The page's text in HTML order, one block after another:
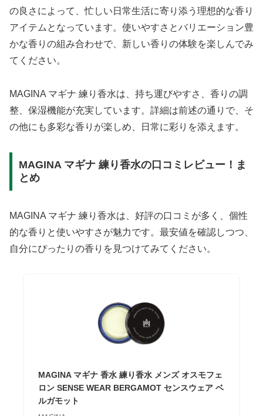
の良さによって、忙しい日常生活に寄り添う理想的な香り
アイテムとなっています。使いやすさとバリエーション豊
かな香りの組み合わせで、新しい香りの体験を楽しんでみ
てください。
MAGINA マギナ 練り香水は、持ち運びやすさ、香りの調
整、保湿機能が充実しています。詳細は前述の通りで、そ
の他にも多彩な香りが楽しめ、日常に彩りを添えます。
MAGINA マギナ 練り香水の口コミレビュー！ま
とめ
MAGINA マギナ 練り香水は、好評の口コミが多く、個性
的な香りと使いやすさが魅力です。最安値を確認しつつ、
自分にぴったりの香りを見つけてみてください。
MAGINA マギナ 香水 練り香水 メンズ オスモフェ
ロン SENSE WEAR BERGAMOT センスウェア ベ
ルガモット